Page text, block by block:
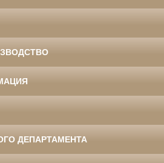
ДЕПАРТАМЕНТА